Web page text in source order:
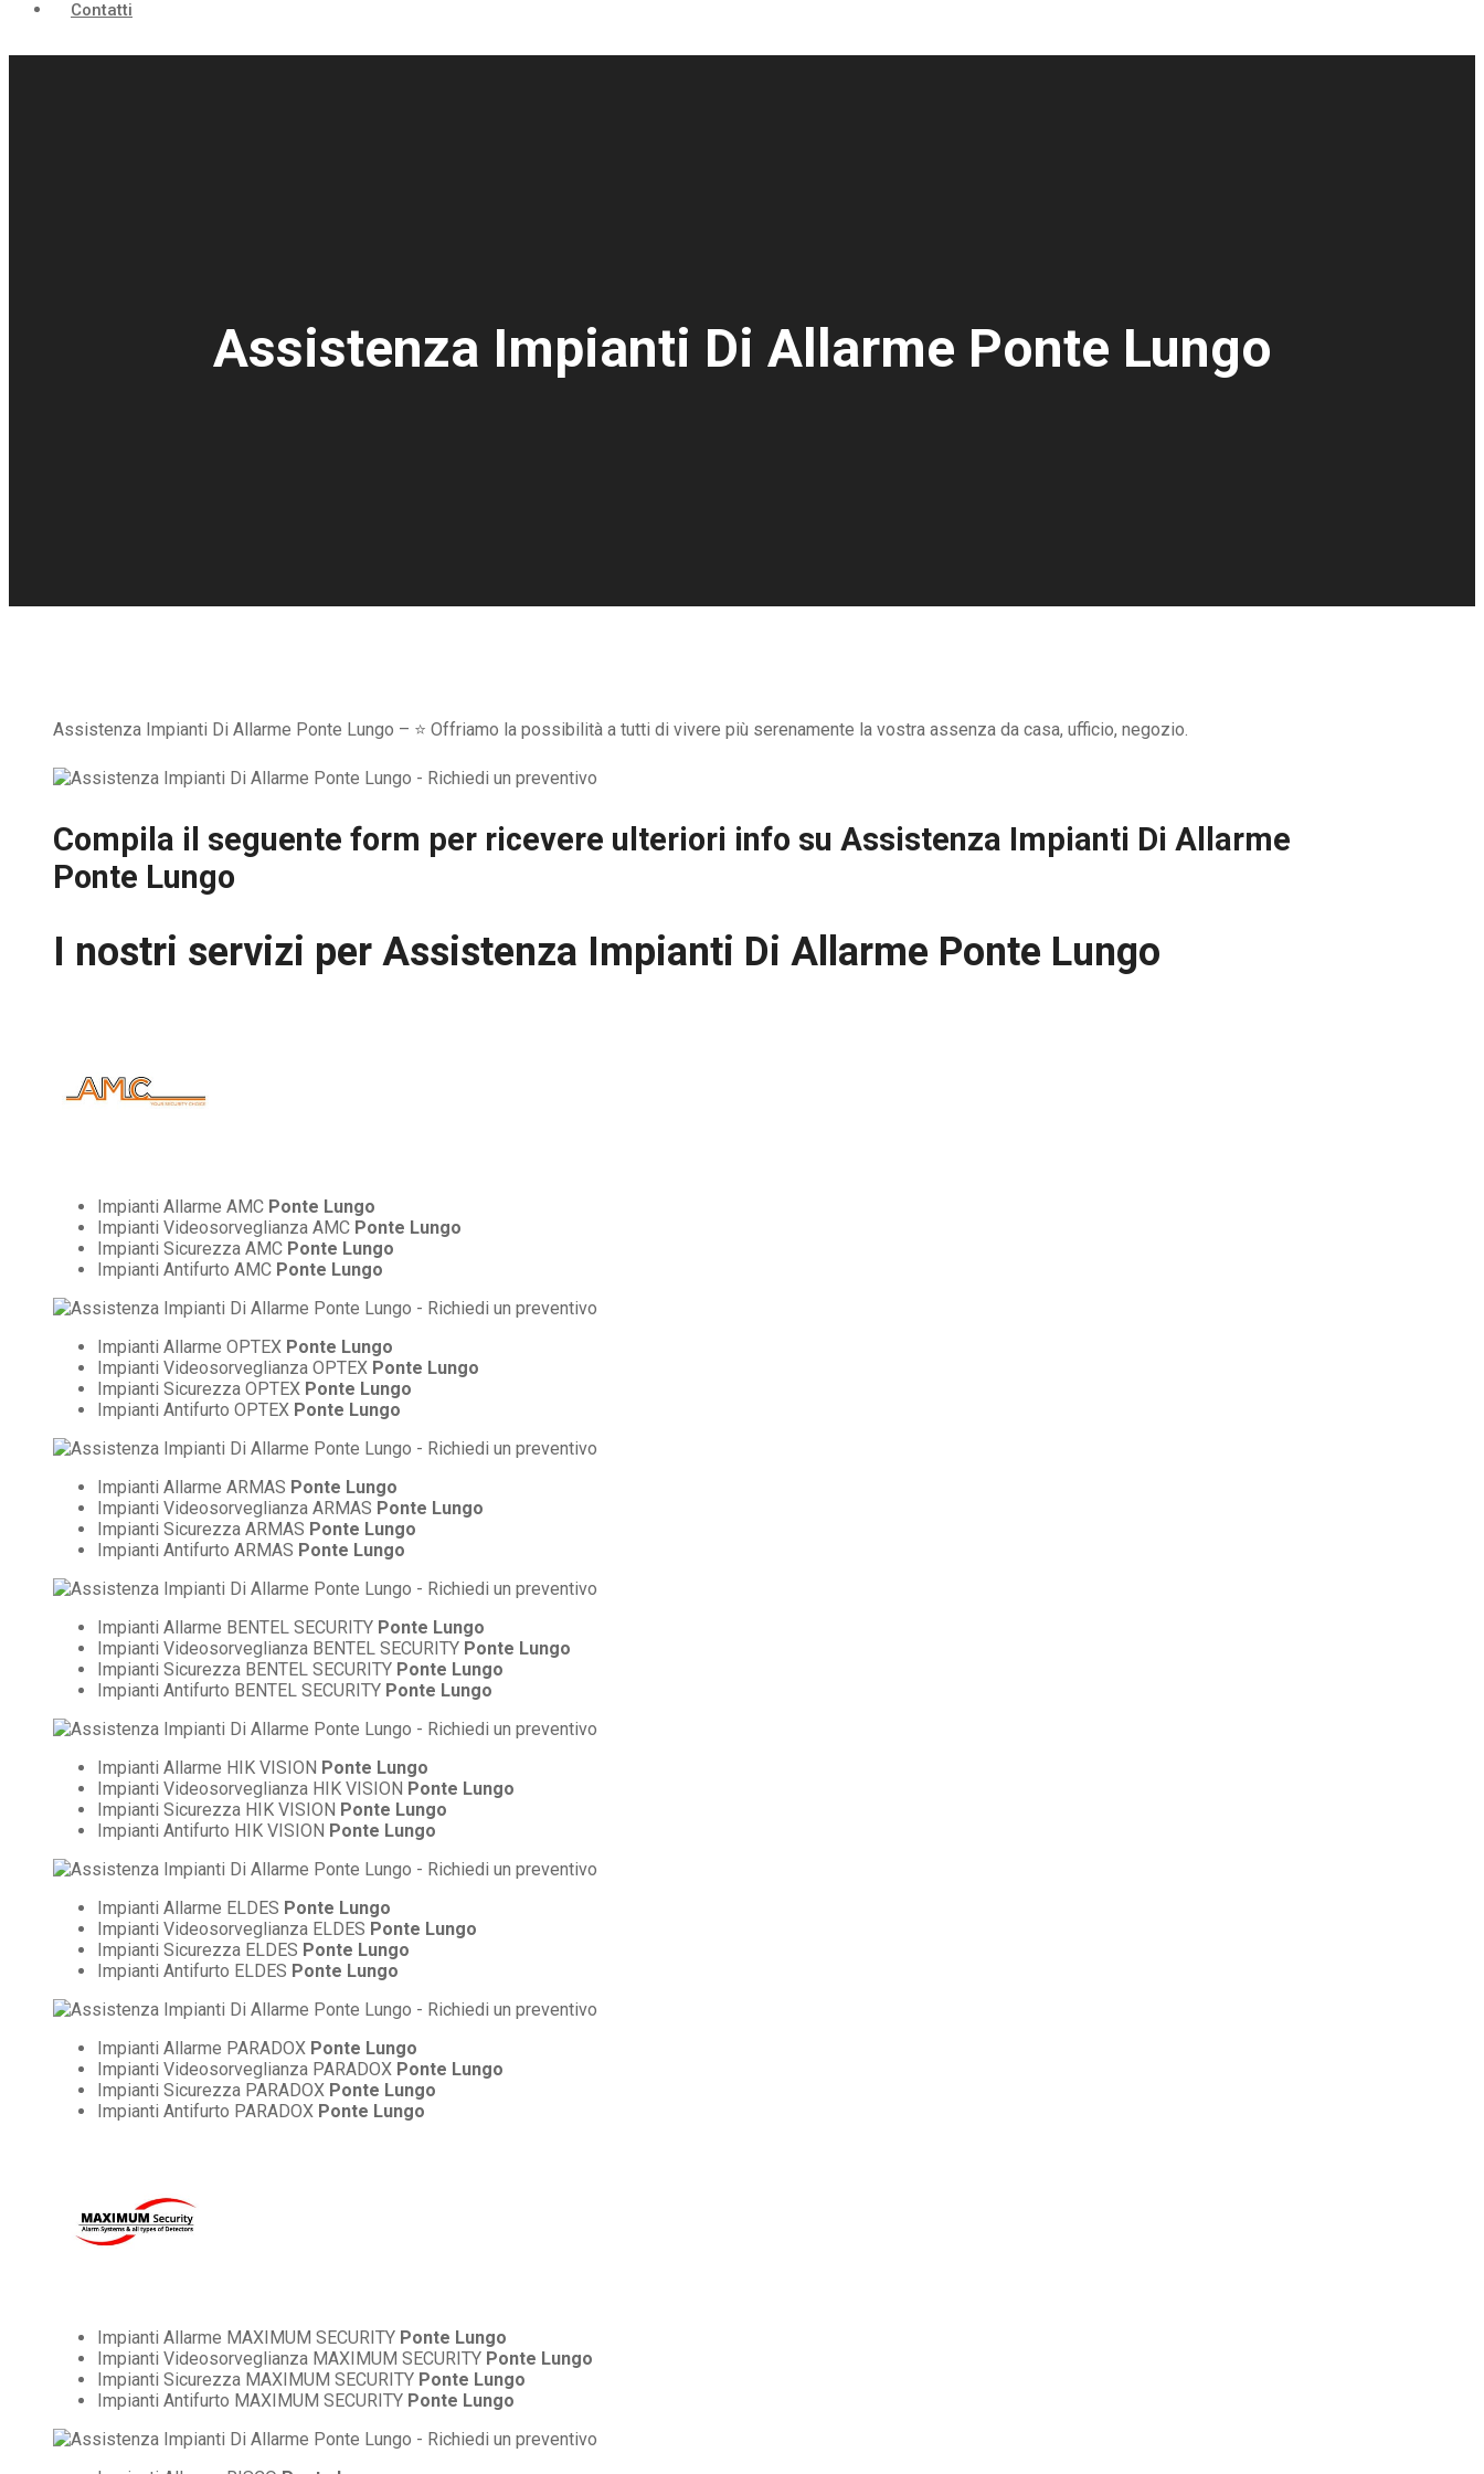
Contatti
Assistenza Impianti Di Allarme Ponte Lungo
Assistenza Impianti Di Allarme Ponte Lungo – ⭐ Offriamo la possibilità a tutti di vivere più serenamente la vostra assenza da casa, ufficio, negozio.
Compila il seguente form per ricevere ulteriori info su Assistenza Impianti Di Allarme
Ponte Lungo
I nostri servizi per Assistenza Impianti Di Allarme Ponte Lungo
Impianti Allarme AMC Ponte Lungo
Impianti Videosorveglianza AMC Ponte Lungo
Impianti Sicurezza AMC Ponte Lungo
Impianti Antifurto AMC Ponte Lungo
Impianti Allarme OPTEX Ponte Lungo
Impianti Videosorveglianza OPTEX Ponte Lungo
Impianti Sicurezza OPTEX Ponte Lungo
Impianti Antifurto OPTEX Ponte Lungo
Impianti Allarme ARMAS Ponte Lungo
Impianti Videosorveglianza ARMAS Ponte Lungo
Impianti Sicurezza ARMAS Ponte Lungo
Impianti Antifurto ARMAS Ponte Lungo
Impianti Allarme BENTEL SECURITY Ponte Lungo
Impianti Videosorveglianza BENTEL SECURITY Ponte Lungo
Impianti Sicurezza BENTEL SECURITY Ponte Lungo
Impianti Antifurto BENTEL SECURITY Ponte Lungo
Impianti Allarme HIK VISION Ponte Lungo
Impianti Videosorveglianza HIK VISION Ponte Lungo
Impianti Sicurezza HIK VISION Ponte Lungo
Impianti Antifurto HIK VISION Ponte Lungo
Impianti Allarme ELDES Ponte Lungo
Impianti Videosorveglianza ELDES Ponte Lungo
Impianti Sicurezza ELDES Ponte Lungo
Impianti Antifurto ELDES Ponte Lungo
Impianti Allarme PARADOX Ponte Lungo
Impianti Videosorveglianza PARADOX Ponte Lungo
Impianti Sicurezza PARADOX Ponte Lungo
Impianti Antifurto PARADOX Ponte Lungo
Impianti Allarme MAXIMUM SECURITY Ponte Lungo
Impianti Videosorveglianza MAXIMUM SECURITY Ponte Lungo
Impianti Sicurezza MAXIMUM SECURITY Ponte Lungo
Impianti Antifurto MAXIMUM SECURITY Ponte Lungo